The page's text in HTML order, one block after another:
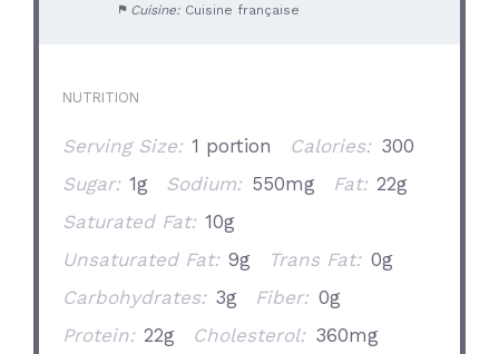
Cuisine: Cuisine française
NUTRITION
Serving Size: 1 portion Calories: 300
Sugar: 1g Sodium: 550mg Fat: 22g
Saturated Fat: 10g
Unsaturated Fat: 9g Trans Fat: 0g
Carbohydrates: 3g Fiber: 0g
Protein: 22g Cholesterol: 360mg